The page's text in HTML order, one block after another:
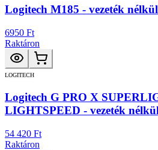
Logitech M185 - vezeték
6950 Ft
Raktáron
LOGITECH
Logitech G PRO X
LIGHTSPEED - vezeték
54 420 Ft
Raktáron